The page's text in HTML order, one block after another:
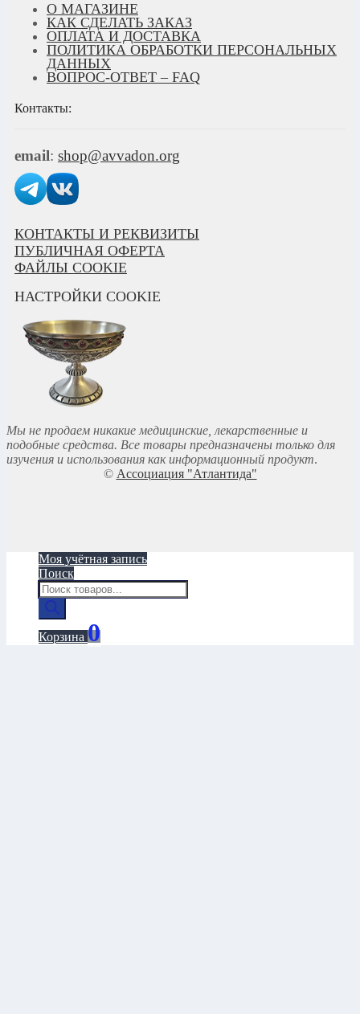
О МАГАЗИНЕ
КАК СДЕЛАТЬ ЗАКАЗ
ОПЛАТА И ДОСТАВКА
ПОЛИТИКА ОБРАБОТКИ ПЕРСОНАЛЬНЫХ
ДАННЫХ
ВОПРОС-ОТВЕТ – FAQ
Контакты:
email: shop@avvadon.org
КОНТАКТЫ И РЕКВИЗИТЫ
ПУБЛИЧНАЯ ОФЕРТА
ФАЙЛЫ COOKIE
НАСТРОЙКИ COOKIE
Мы не продаем никакие медицинские, лекарственные и
подобные средства. Все товары предназначены только для
изучения и использования как информационный продукт.
© Ассоциация "Атлантида"
Моя учётная запись
Поиск
Поиск
товаров
Корзина 0